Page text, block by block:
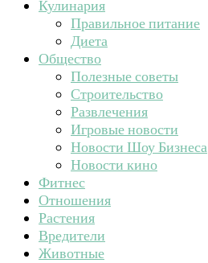
Кулинария
Правильное питание
Диета
Общество
Полезные советы
Строительство
Развлечения
Игровые новости
Новости Шоу Бизнеса
Новости кино
Фитнес
Отношения
Растения
Вредители
Животные